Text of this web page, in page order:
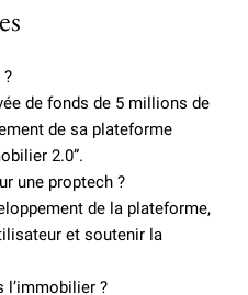
?
de fonds de 5 millions de
de sa plateforme
2.0”.
une proptech ?
de la plateforme,
et soutenir la
l’immobilier ?